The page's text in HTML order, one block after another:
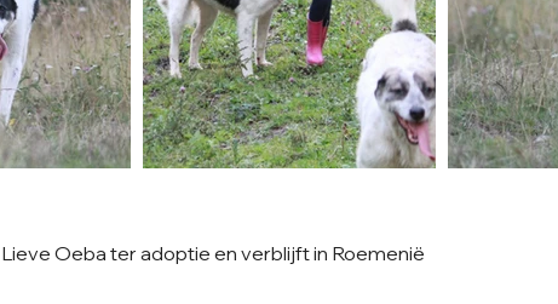
Lieve Oeba ter adoptie en verblijft in Roemenië